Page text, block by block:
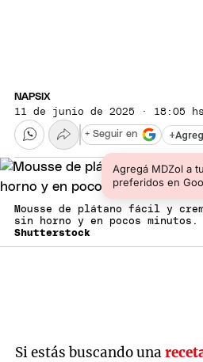
NAPSIX
11 de junio de 2025 · 18:05 hs
+
Agregá MDZol a
preferidos en
+ Seguir en
Mousse de plátano fácil y
sin horno y en pocos minutos.
Shutterstock
Si estás buscando una